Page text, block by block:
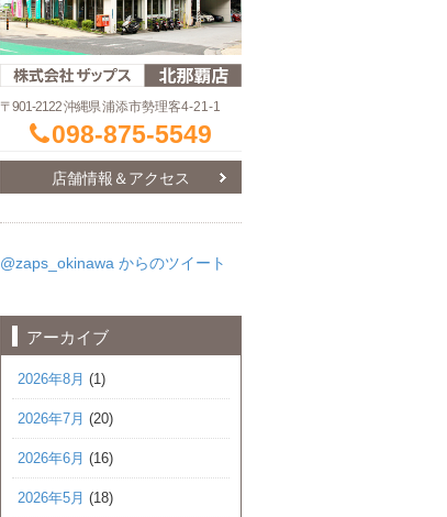
〒901-2122 沖縄県浦添市勢理客4-21-1
098-875-5549
店舗情報＆アクセス
@zaps_okinawa からのツイート
アーカイブ
2026年8月 (1)
2026年7月 (20)
2026年6月 (16)
2026年5月 (18)